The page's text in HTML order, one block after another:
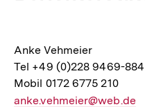
Anke Vehmeier
Tel +49 (0)228 9469-884
Mobil 0172 6775 210
E-
anke.vehmeier@web.de